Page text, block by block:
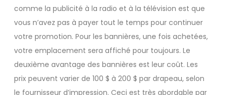
comme la publicité à la radio et à la télévision est que
vous n’avez pas à payer tout le temps pour continuer
votre promotion. Pour les bannières, une fois achetées,
votre emplacement sera affiché pour toujours. Le
deuxième avantage des bannières est leur coût. Les
prix peuvent varier de 100 $ à 200 $ par drapeau, selon
le fournisseur d’impression. Ceci est très abordable par